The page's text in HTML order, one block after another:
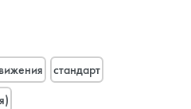
стандарт